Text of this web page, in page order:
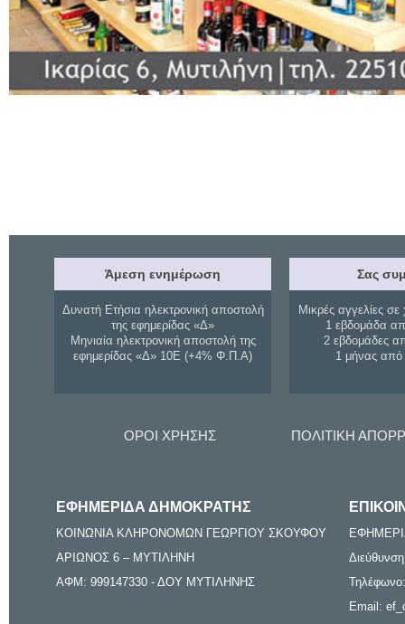
Άμεση ενημέρωση
Δυνατή Ετήσια ηλεκτρονική αποστολή
της εφημερίδας «Δ»
Μηνιαία ηλεκτρονική αποστολή της
εφημερίδας «Δ» 10Ε (+4% Φ.Π.Α)
Σας
Μικρές αγγελίες σε
1 εβδομάδα
2 εβδομάδες
1 μήνας
ΟΡΟΙ ΧΡΗΣΗΣ ΠΟΛΙΤΙΚΗ
ΕΦΗΜΕΡΙΔΑ ΔΗΜΟΚΡΑΤΗΣ
ΚΟΙΝΩΝΙΑ ΚΛΗΡΟΝΟΜΩΝ ΓΕΩΡΓΙΟΥ ΣΚΟΥΦΟΥ
ΑΡΙΩΝΟΣ 6 – ΜΥΤΙΛΗΝΗ
ΑΦΜ: 999147330 - ΔΟΥ ΜΥΤΙΛΗΝΗΣ
Email: